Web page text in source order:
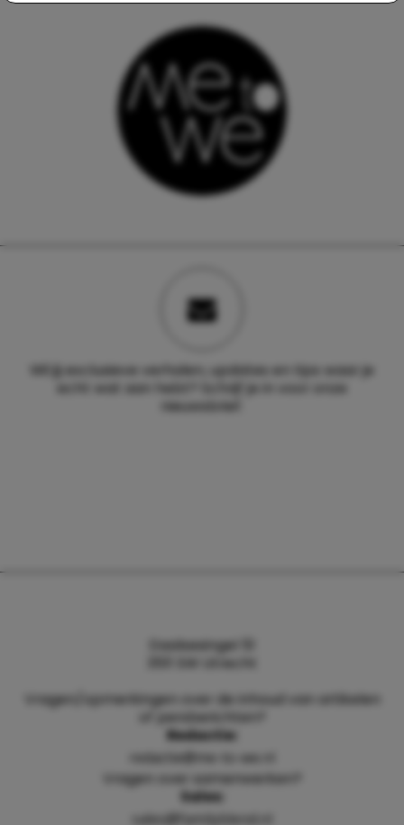
Wil jij exclusieve verhalen, updates en tips waar je
echt wat aan hebt? Schrijf je in voor onze
nieuwsbrief.
Daalsesingel 51
3511 SW Utrecht
Vragen/opmerkingen over de inhoud van artikelen
of persberichten?
Redactie:
redactie@me-to-we.nl
Vragen over samenwerken?
Sales:
sales@familyblend.nl